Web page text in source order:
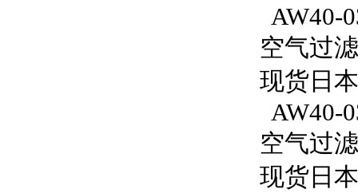
AW40-
空气过
现货日
AW40-
空气过
现货日